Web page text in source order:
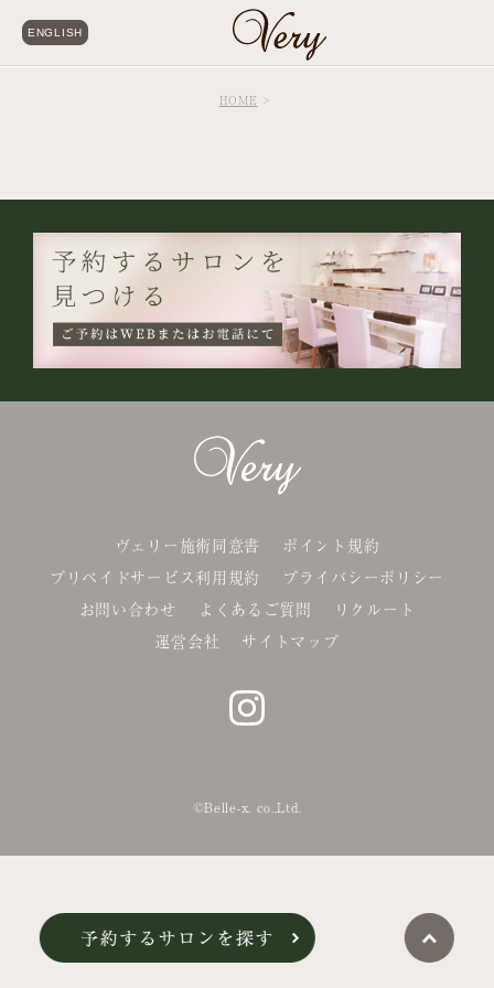
ENGLISH
HOME
ヴェリー施術同意書
ポイント規約
プリペイドサービス利用規約
プライバシーポリシー
お問い合わせ
よくあるご質問
リクルート
運営会社
サイトマップ
©Belle-x. co.,Ltd.